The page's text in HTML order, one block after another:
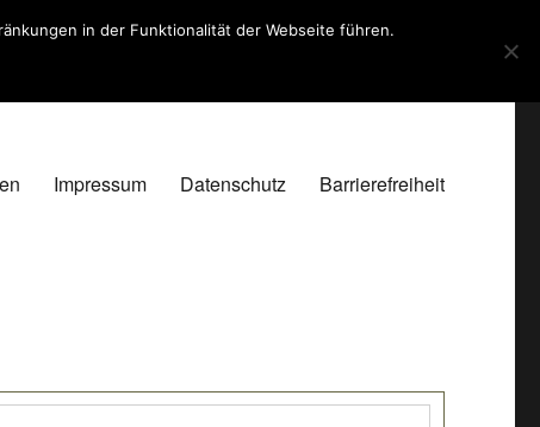
Impressum Datenschutz Barrierefreiheit
in der Funktionalität der Webseite führen.